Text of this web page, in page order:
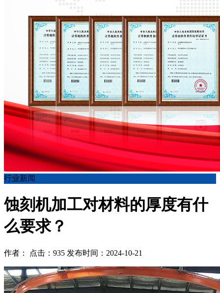
行业新闻
蚀刻机加工对材料的厚度有什
么要求？
作者： 点击：935 发布时间：2024-10-21